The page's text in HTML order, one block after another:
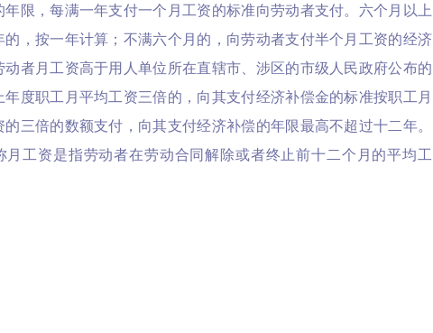
年限，每满一年支付一个月工资的标准向劳动者支付。六个月以上
的，按一年计算；不满六个月的，向劳动者支付半个月工资的经济
动者月工资高于用人单位所在直辖市、涉区的市级人民政府公布的
年度职工月平均工资三倍的，向其支付经济补偿金的标准按职工月
的三倍的数额支付，向其支付经济补偿的年限最高不超过十二年。
月工资是指劳动者在劳动合同解除或者终止前十二个月的平均工